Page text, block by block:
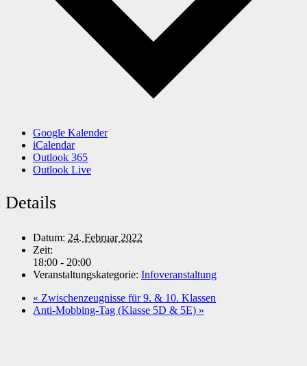
Google Kalender
iCalendar
Outlook 365
Outlook Live
Details
Datum: 24. Februar 2022
Zeit:
18:00 - 20:00
Veranstaltungskategorie: Infoveranstaltung
« Zwischenzeugnisse für 9. & 10. Klassen
Anti-Mobbing-Tag (Klasse 5D & 5E) »